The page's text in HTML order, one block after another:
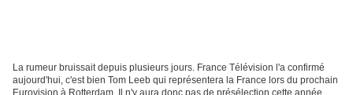
La rumeur bruissait depuis plusieurs jours. France Télévision l'a confirmé
aujourd'hui, c'est bien Tom Leeb qui représentera la France lors du prochain
Eurovision à Rotterdam. Il n'y aura donc pas de présélection cette année, à